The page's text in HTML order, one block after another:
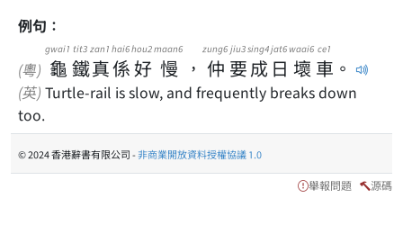
例句：
(粵) 龜
gwai1
鐵
tit3
真
zan1
係
hai6
好
hou2
慢
maan6
， 仲
zung6
要
jiu3
成
sing4
日
jat6
壞
waai6
車
ce1
。
(英) Turtle-rail is slow, and frequently breaks down
too.
© 2024 香港辭書有限公司 -非商業開放資料授權協議 1.0
舉報問題 源碼